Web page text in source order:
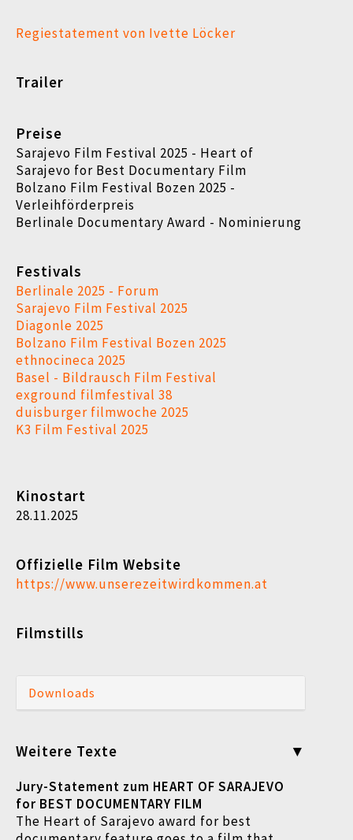
Regiestatement von Ivette Löcker
Trailer
Preise
Sarajevo Film Festival 2025 - Heart of
Sarajevo for Best Documentary Film
Bolzano Film Festival Bozen 2025 -
Verleihförderpreis
Berlinale Documentary Award - Nominierung
Festivals
Berlinale 2025 - Forum
Sarajevo Film Festival 2025
Diagonle 2025
Bolzano Film Festival Bozen 2025
ethnocineca 2025
Basel - Bildrausch Film Festival
exground filmfestival 38
duisburger filmwoche 2025
K3 Film Festival 2025
Kinostart
28.11.2025
Offizielle Film Website
https://www.unserezeitwirdkommen.at
Filmstills
Downloads
Weitere Texte
Jury-Statement zum HEART OF SARAJEVO
for BEST DOCUMENTARY FILM
The Heart of Sarajevo award for best